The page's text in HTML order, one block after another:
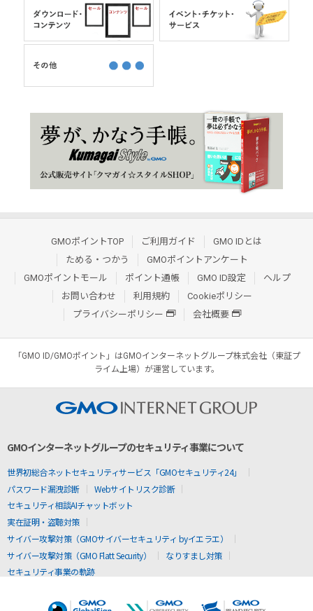
GMOポイントTOP ご利用ガイド
GMO IDとは
ためる・つかう
GMOポイントアンケート
GMOポイントモール
ポイント通帳 GMO ID設定
ヘルプ
お問い合わせ
利用規約
Cookieポリシー
プライバシーポリシー
会社概要
「GMO ID/GMOポイント」はGMOインターネットグループ株式会社（東証プ
ライム上場）が運営しています。
GMOインターネットグループのセキュリティ事業について
世界初総合ネットセキュリティサービス「GMOセキュリティ24」
パスワード漏洩診断
Webサイトリスク診断
セキュリティ相談AIチャットボット
実在証明・盗聴対策
サイバー攻撃対策（GMOサイバーセキュリティ byイエラエ）
サイバー攻撃対策（GMO Flatt Security）
なりすまし対策
セキュリティ事業の軌跡